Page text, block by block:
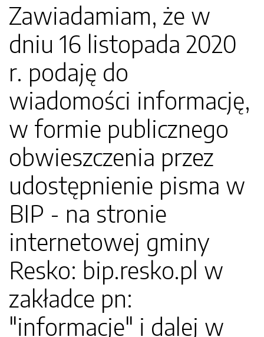
Zawiadamiam, że w
dniu 16 listopada 2020
r. podaję do
wiadomości informację,
w formie publicznego
obwieszczenia przez
udostępnienie pisma w
BIP - na stronie
internetowej gminy
Resko: bip.resko.pl w
zakładce pn:
"informacje" i dalej w